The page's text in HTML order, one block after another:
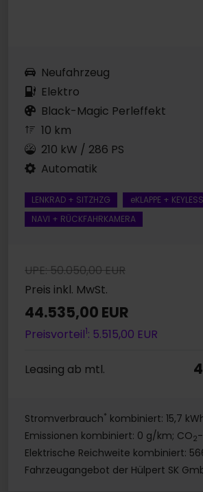
Neufahrzeug
Elektro
Black-Magic Perleffekt
10 km
210 kW / 286 PS
Automatik
LENKRAD + SITZHZG
eKLAPPE + KEYLESS
NAVI + RÜCKFAHRKAMERA
UPE: 50.050,00 EUR
Preis inkl. MwSt.
44.535,00 EUR
Preisvorteil1: 5.515,00 EUR
Leasing ab mtl.
Stromverbrauch* kombiniert: 15,7
Emissionen kombiniert: 0 g/km; CO2
Elektrische Reichweite kombiniert:
Fahrzeugangebot der Hülpert SK